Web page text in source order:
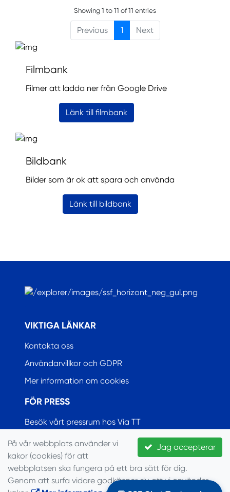
Showing 1 to 11 of 11 entries
Previous 1 Next
Filmbank
Filmer att ladda ner från Google Drive
Länk till filmbank
Bildbank
Bilder som är ok att spara och använda
Länk till bildbank
VIKTIGA LÄNKAR
Kontakta oss
Användarvillkor och GDPR
Mer information om cookies
FÖR PRESS
Besök vårt pressrum hos Via TT
© Seglarförbundet, 2022
Jag accepterar
På vår webbplats använder vi
kakor (cookies) för att
webbplatsen ska fungera på ett bra sätt för dig.
Genom att surfa vidare godkänner du att vi använder